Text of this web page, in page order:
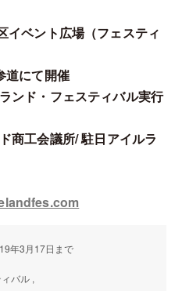
イベント広場（フェスティ
て開催
ド・フェスティバル実行
会議所/ 駐日アイルラ
年3月17日まで
バル ,